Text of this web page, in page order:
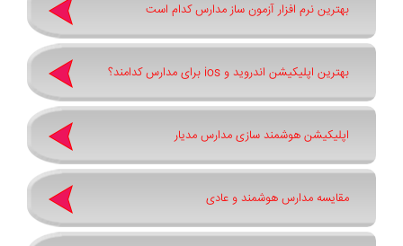
بهترین نرم افزار آزمون ساز مدارس کدام است
بهترین اپلیکیشن اندروید و ios برای مدارس کدامند؟
اپلیکیشن هوشمند سازی مدارس مدیار
مقایسه مدارس هوشمند و عادی